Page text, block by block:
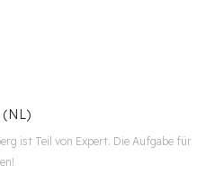
ist Teil von Expert. Die Aufgabe für